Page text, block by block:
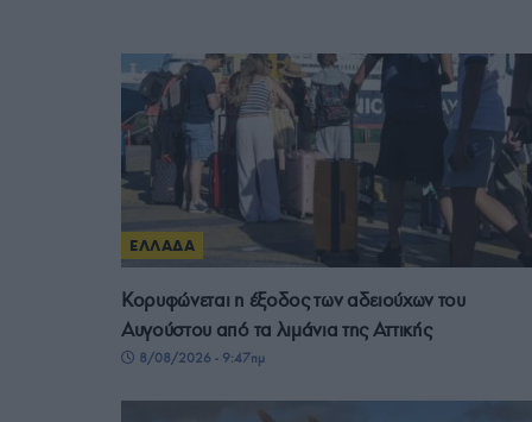
ΕΛΛΑΔΑ
Κορυφώνεται η έξοδος των αδειούχων του
Αυγούστου από τα λιμάνια της Αττικής
8/08/2026 - 9:47πμ